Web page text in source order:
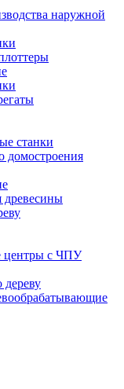
наружной
станки
домостроения
центры с ЧПУ